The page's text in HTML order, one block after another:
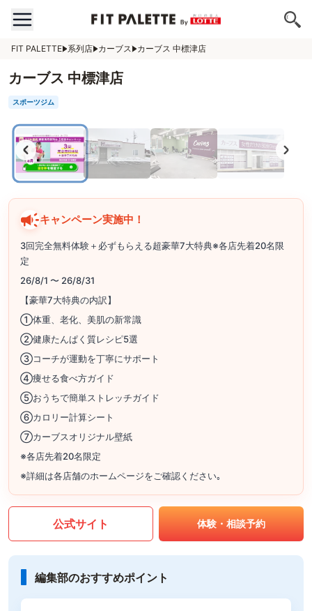
FIT PALETTE 系列店 カーブス カーブス 中標津店
カーブス 中標津店
スポーツジム
キャンペーン実施中！
3回完全無料体験＋必ずもらえる超豪華7大特典※各店先着20名限
定
26/8/1 〜 26/8/31
【豪華7大特典の内訳】
①体重、老化、美肌の新常識
②健康たんぱく質レシピ5選
③コーチが運動を丁寧にサポート
④痩せる食べ方ガイド
⑤おうちで簡単ストレッチガイド
⑥カロリー計算シート
⑦カーブスオリジナル壁紙
※各店先着20名限定
※詳細は各店舗のホームページをご確認ください｡
公式サイト 体験・相談予約
編集部のおすすめポイント